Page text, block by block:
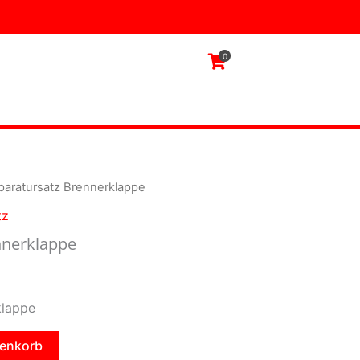
0
Brennerklappe